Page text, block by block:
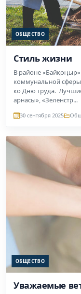
ОБЩЕСТВО
Стиль жизни
В районе
коммунальной
ко Дню труда.
арнасы», «Зеленстр...
30 сентября 2025
ОБЩЕСТВО
Уважаемые